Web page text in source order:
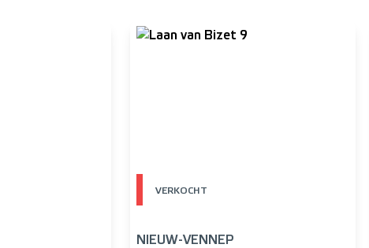
VERKOCHT
NIEUW-VENNEP